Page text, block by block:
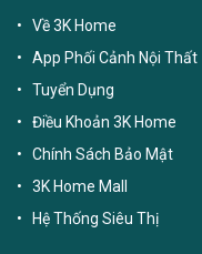
Về 3K Home
App Phối Cảnh Nội Thất
Tuyển Dụng
Điều Khoản 3K Home
Chính Sách Bảo Mật
3K Home Mall
Hệ Thống Siêu Thị